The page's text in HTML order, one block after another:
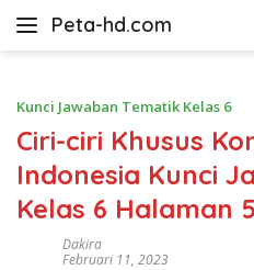
Peta-hd.com
Kumpulan
HD
Kunci Jawaban Tematik Kelas 6
Ciri-ciri Khusus
Indonesia Kunci
Kelas 6 Halaman
Dakira
Februari 11, 2023